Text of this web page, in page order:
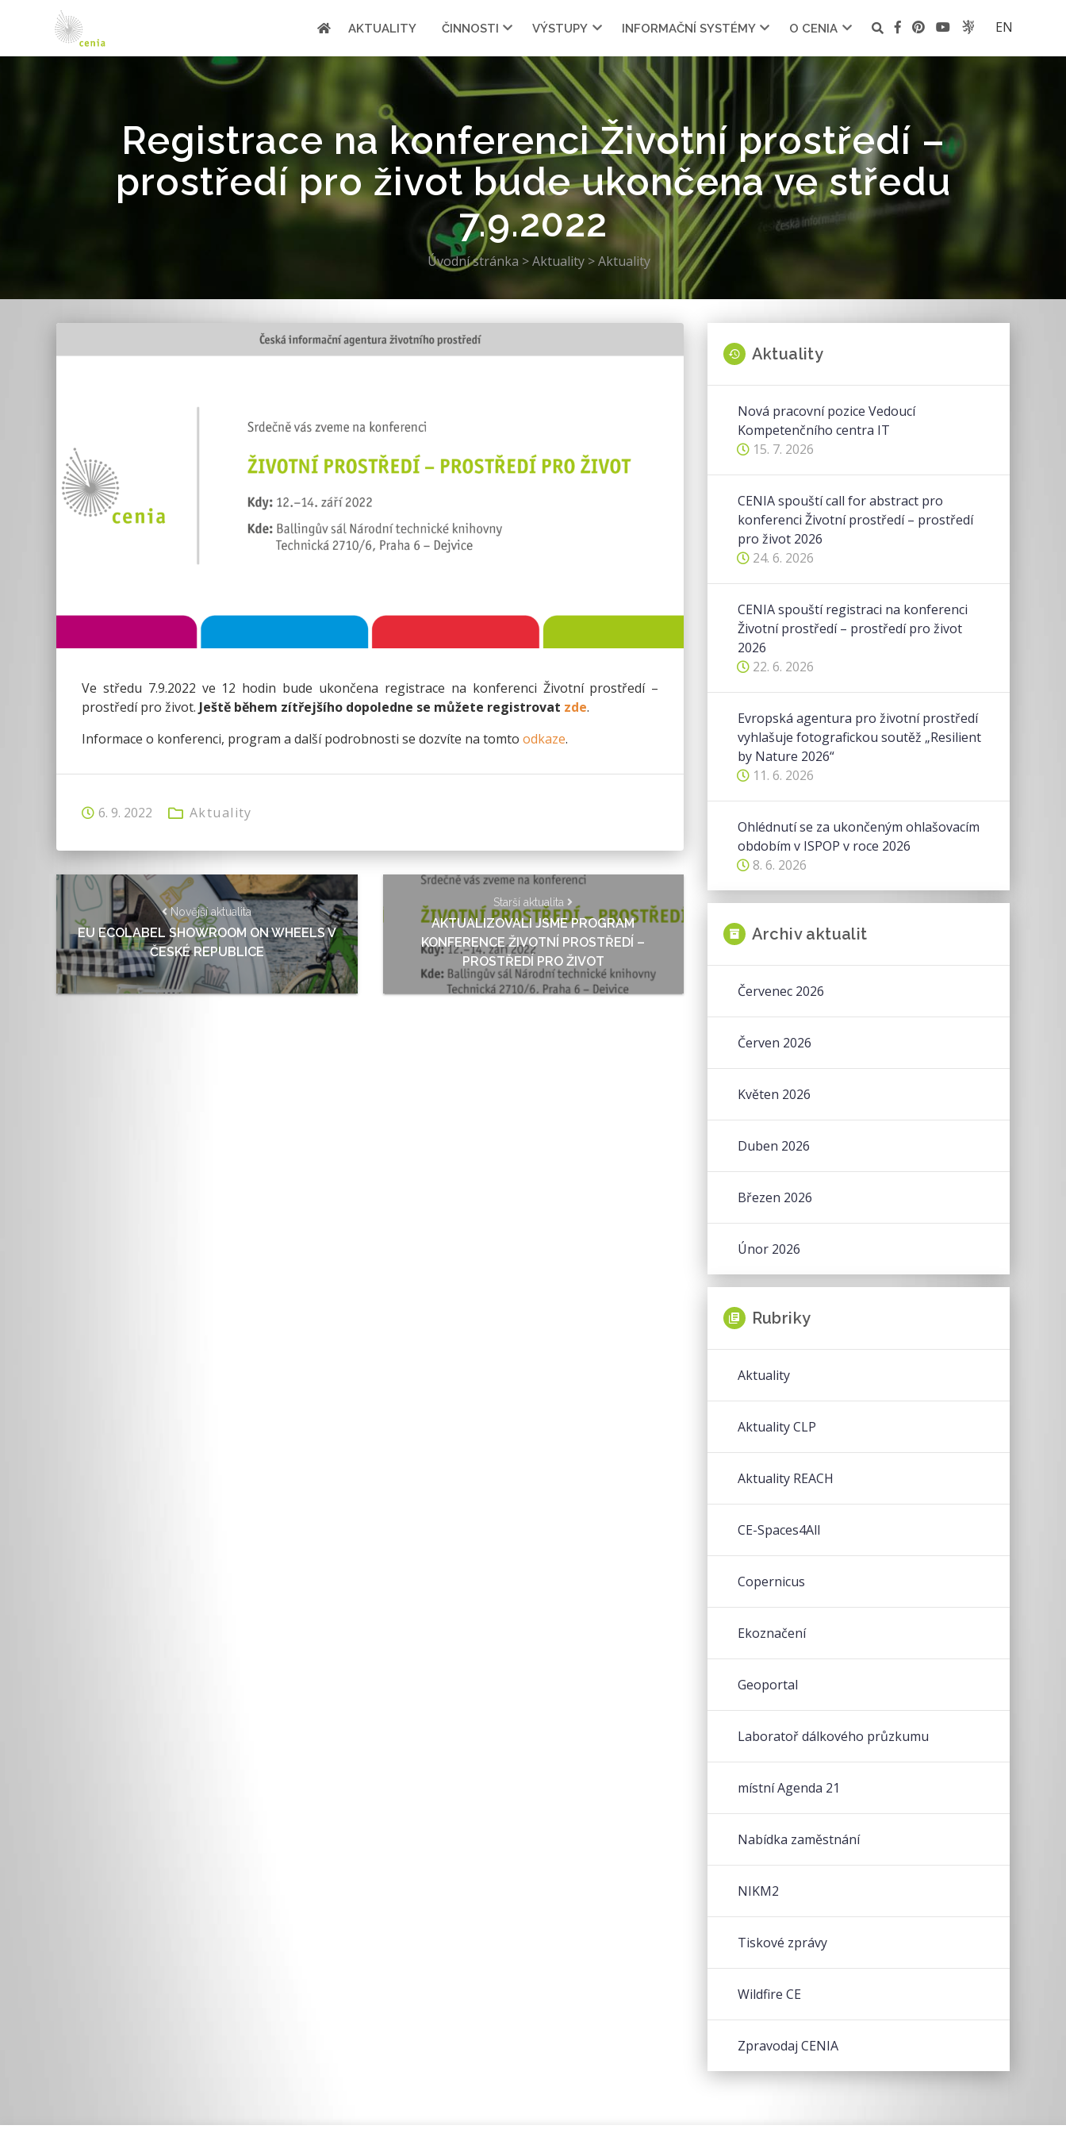
AKTUALITY ČINNOSTI VÝSTUPY INFORMAČNÍ SYSTÉMY O CENIA EN
Registrace na konferenci Životní prostředí –
prostředí pro život bude ukončena ve středu
7.9.2022
Úvodní stránka >Aktuality >Aktuality
Ve středu 7.9.2022 ve 12 hodin bude ukončena registrace na konferenci Životní prostředí –
prostředí pro život. Ještě během zítřejšího dopoledne se můžete registrovat zde.
Informace o konferenci, program a další podrobnosti se dozvíte na tomto odkaze.
6. 9. 2022 Aktuality
Starší aktualita
AKTUALIZOVALI JSME PROGRAM
KONFERENCE ŽIVOTNÍ PROSTŘEDÍ –
PROSTŘEDÍ PRO ŽIVOT
Novější aktualita
EU ECOLABEL SHOWROOM ON WHEELS V
ČESKÉ REPUBLICE
Aktuality
Nová pracovní pozice Vedoucí
Kompetenčního centra IT
15. 7. 2026
CENIA spouští call for abstract pro
konferenci Životní prostředí – prostředí
pro život 2026
24. 6. 2026
CENIA spouští registraci na konferenci
Životní prostředí – prostředí pro život
2026
22. 6. 2026
Evropská agentura pro životní prostředí
vyhlašuje fotografickou soutěž „Resilient
by Nature 2026“
11. 6. 2026
Ohlédnutí se za ukončeným ohlašovacím
obdobím v ISPOP v roce 2026
8. 6. 2026
Archiv aktualit
Červenec 2026
Červen 2026
Květen 2026
Duben 2026
Březen 2026
Únor 2026
Rubriky
Aktuality
Aktuality CLP
Aktuality REACH
CE-Spaces4All
Copernicus
Ekoznačení
Geoportal
Laboratoř dálkového průzkumu
místní Agenda 21
Nabídka zaměstnání
NIKM2
Tiskové zprávy
Wildfire CE
Zpravodaj CENIA